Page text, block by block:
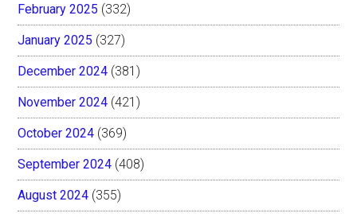
February 2025 (332)
January 2025 (327)
December 2024 (381)
November 2024 (421)
October 2024 (369)
September 2024 (408)
August 2024 (355)